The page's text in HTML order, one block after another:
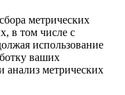
метрических
в том числе с
использование
ваших
анализ метрических